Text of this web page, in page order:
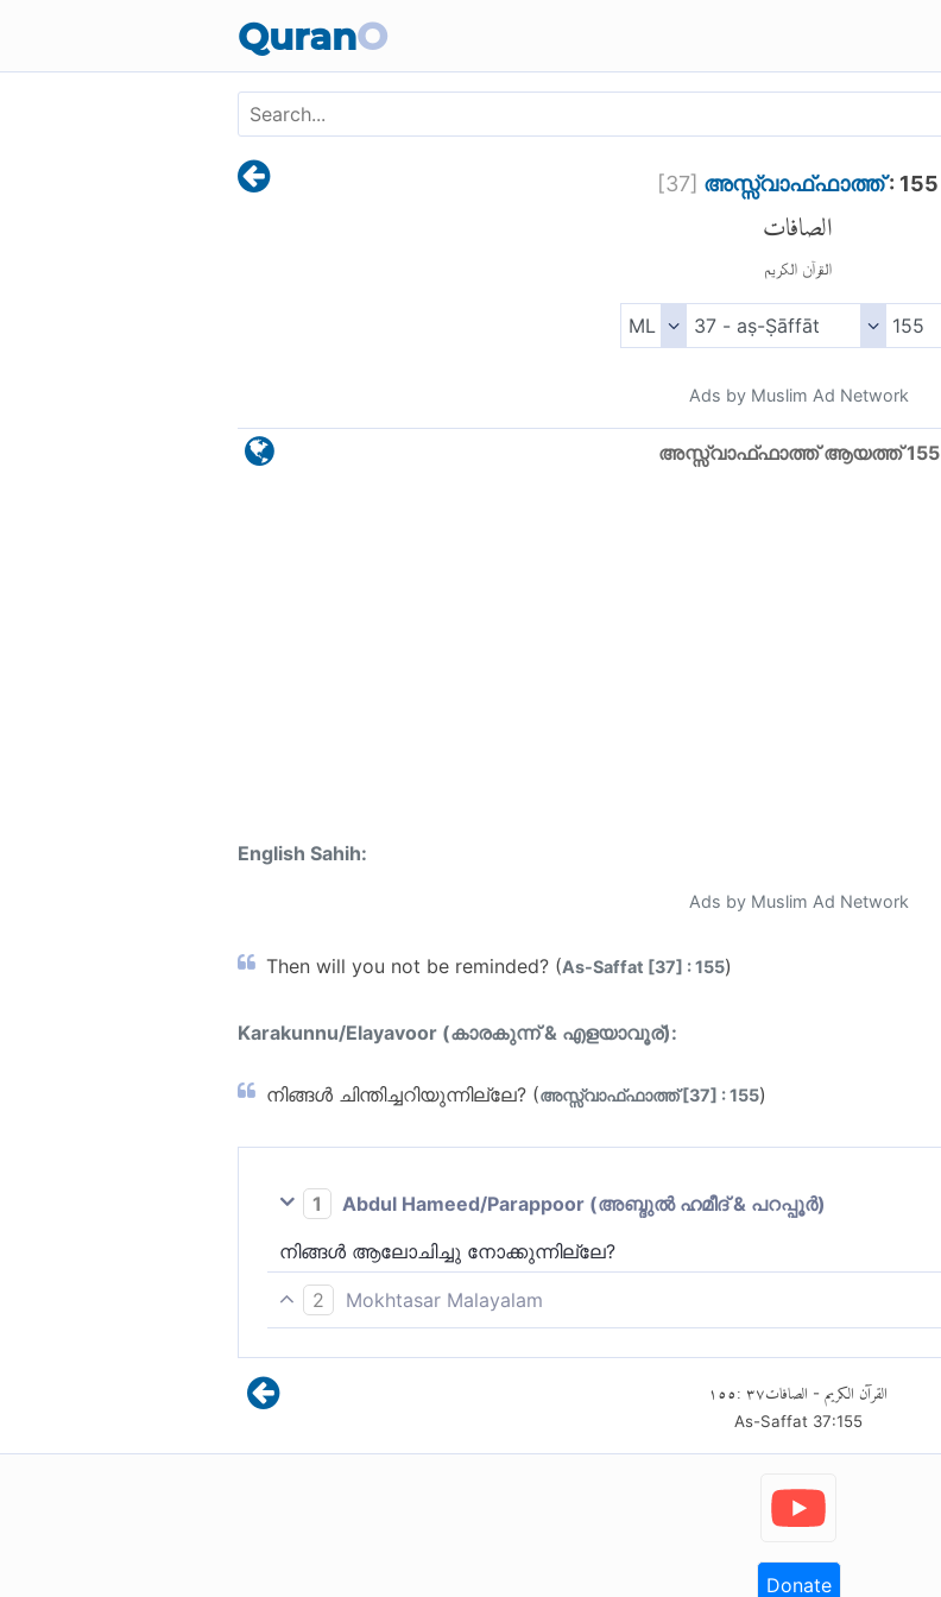
QuranO
[37] അസ്സ്വാഫ്ഫാത്ത്: 155
الصافات
القرآن الكريم
Ads by Muslim Ad Network
അസ്സ്വാഫ്ഫാത്ത് ആയത്ത് 155
English Sahih:
Ads by Muslim Ad Network
Then will you not be reminded? (As-Saffat [37] : 155)
Karakunnu/Elayavoor (കാരകുന്ന് & എളയാവൂര്):
നിങ്ങള്‍ ചിന്തിച്ചറിയുന്നില്ലേ? (അസ്സ്വാഫ്ഫാത്ത് [37] : 155)
1
Abdul Hameed/Parappoor (അബ്ദുല്‍ ഹമീദ് & പറപ്പൂര്‍)
നിങ്ങള്‍ ആലോചിച്ചു നോക്കുന്നില്ലേ?
2
Mokhtasar Malayalam
القرآن الكريم - الصافات٣٧:١٥٥
As-Saffat 37:155
Donate